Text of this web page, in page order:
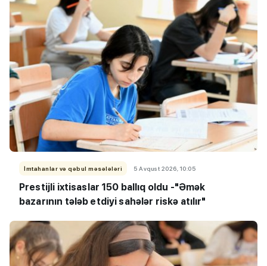
İmtahanlar və qəbul məsələləri 5 Avqust 2026, 10:05
Prestijli ixtisaslar 150 ballıq oldu -"Əmək
bazarının tələb etdiyi sahələr riskə atılır"